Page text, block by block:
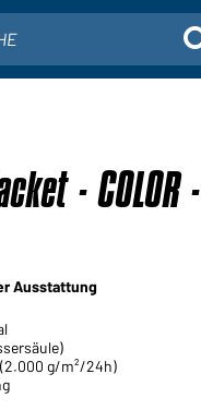
- COLOR -
Ausstattung
g/m²/24h)